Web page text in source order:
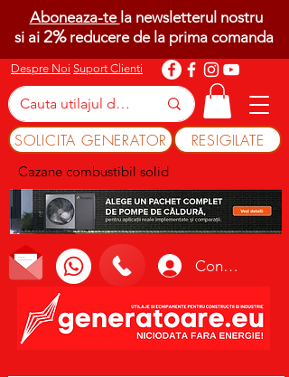
Despre Noi Suport Clienti
SOLICITA GENERATOR RESIGILATE
Cazane combustibil solid
Conectează-te
Aboneaza-te la newsletterul nostru
si ai 2%reducere de la prima comanda